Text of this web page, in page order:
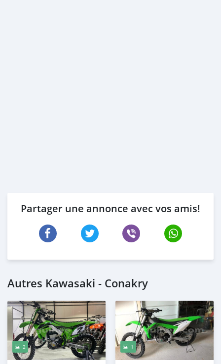
Partager une annonce avec vos amis!
Autres Kawasaki - Conakry
2 1